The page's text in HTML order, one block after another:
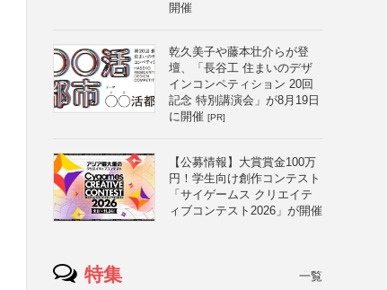
開催
乾久美子や藤本壮介らが登
壇、「長谷工 住まいのデザ
インコンペティション 20回
記念 特別講演会」が8月19日
に開催 [PR]
【公募情報】大賞賞金100万
円！学生向け創作コンテスト
「サイゲームス クリエイテ
ィブコンテスト2026」が開催
特集 一覧